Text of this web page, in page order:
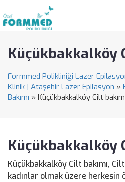
Küçükbakkalköy
Formmed Polikliniği Lazer
Klinik | Ataşehir Lazer Epilasyon »
Bakımı » Küçükbakkalköy Cilt
Küçükbakkalköy
Küçükbakkalköy Cilt bakımı,
kadınlar olmak üzere herkesin